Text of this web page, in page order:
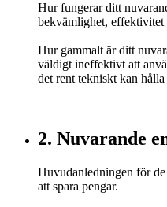
Hur fungerar ditt
bekvämlighet, effektivitet
Hur gammalt är ditt
väldigt ineffektivt att
det rent tekniskt kan
2. Nuvarande
Huvudanledningen för
att spara pengar.